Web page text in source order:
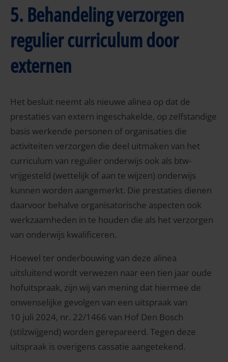
5. Behandeling verzorgen
regulier curriculum door
externen
Het besluit neemt als nieuwe alinea op dat de
prestaties van extern ingeschakelde, op zelfstandige
basis werkende personen of organisaties die
activiteiten verzorgen die deel uitmaken van het
curriculum van regulier onderwijs ook als btw-
vrijgesteld (wettelijk of aan te wijzen) onderwijs
kunnen worden aangemerkt. Die prestaties dienen
daarvoor behalve organisatorische aspecten ook
werkzaamheden in te houden die als het verzorgen
van onderwijs kwalificeren.
Hoewel ter onderbouwing van deze alinea
uitsluitend wordt verwezen naar een tien jaar oude
hofuitspraak, zijn wij van mening dat hiermee de
onwenselijke gevolgen van een uitspraak van
10 juli 2024, nr. 22/1466 van Hof Den Bosch
(stilzwijgend) worden gerepareerd. Tegen deze
uitspraak is overigens cassatie aangetekend.